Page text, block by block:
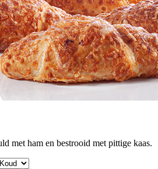
met ham en bestrooid met pittige kaas.